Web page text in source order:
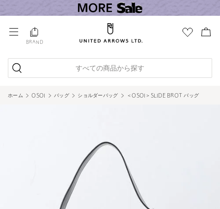
BRAND
すべての商品から探す
ホーム OSOI バッグ ショルダーバッグ ＜OSOI＞SLIDE BROT バッグ